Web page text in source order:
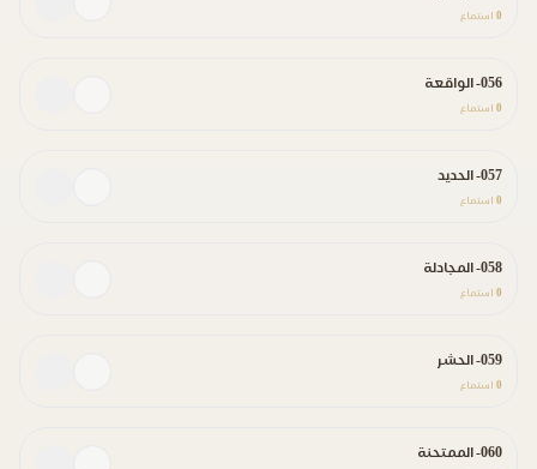
0 استماع
056- الواقعة
0 استماع
057- الحديد
0 استماع
058- المجادلة
0 استماع
059- الحشر
0 استماع
060- الممتحنة